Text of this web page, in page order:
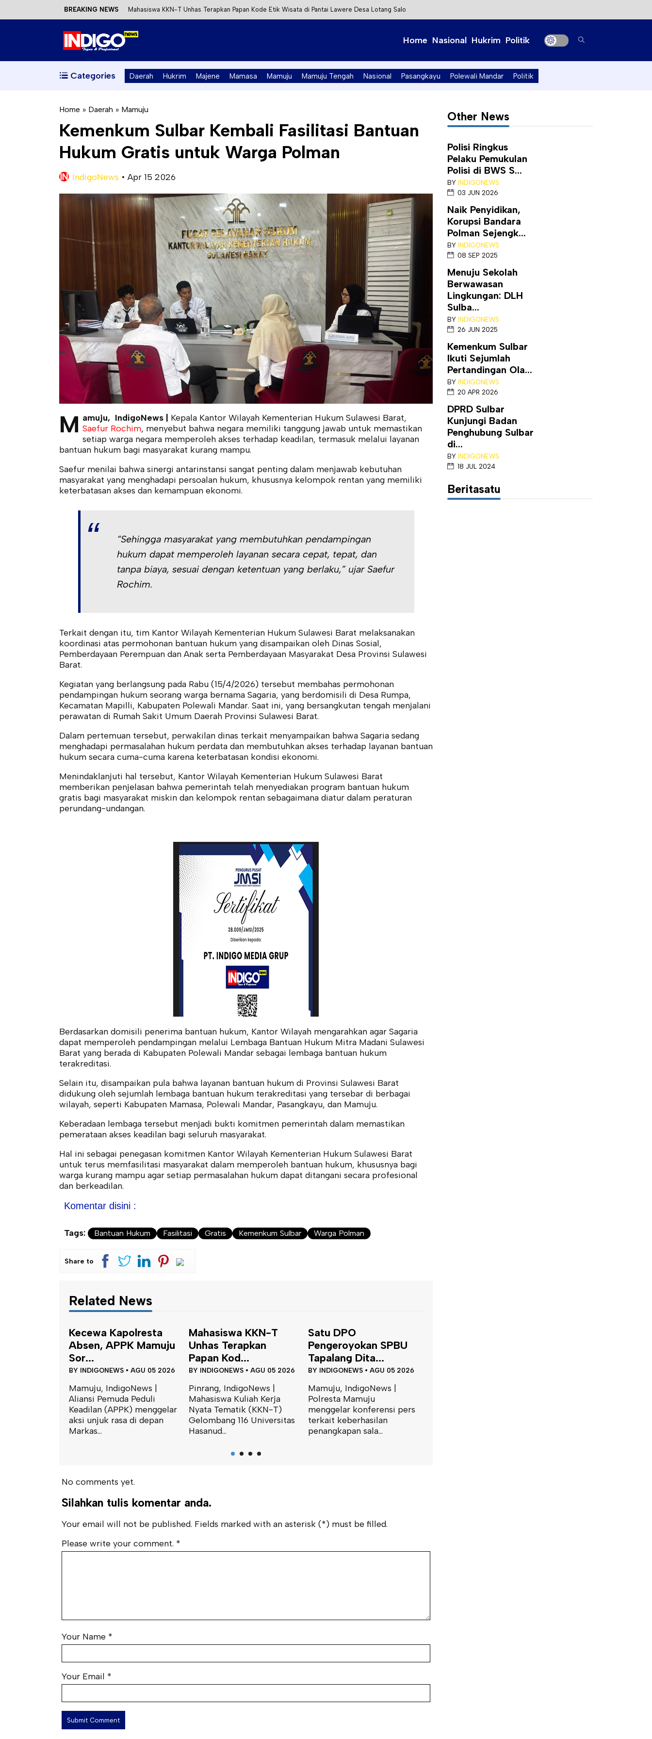
BREAKING NEWS Mahasiswa KKN-T Unhas Terapkan Papan Kode Etik Wisata di Pantai Lawere Desa Lotang Salo
Satu DPO Pengeroyokan SPBU Tapalang Ditangkap, Satu Lagi Kabur ke Kalimantan
Kecewa Kapolresta Absen, APPK Mamuju Soroti Kejanggalan Kasus Tambang Emas Ilegal
Home Nasional Hukrim Politik
Categories Daerah Hukrim Majene Mamasa Mamuju Mamuju Tengah Nasional Pasangkayu Polewali Mandar Politik
Home » Daerah » Mamuju
Kemenkum Sulbar Kembali Fasilitasi Bantuan
Hukum Gratis untuk Warga Polman
IndigoNews • Apr 15 2026
M amuju, IndigoNews | Kepala Kantor Wilayah Kementerian Hukum Sulawesi Barat,
Saefur Rochim, menyebut bahwa negara memiliki tanggung jawab untuk memastikan
setiap warga negara memperoleh akses terhadap keadilan, termasuk melalui layanan
bantuan hukum bagi masyarakat kurang mampu.
Saefur menilai bahwa sinergi antarinstansi sangat penting dalam menjawab kebutuhan
masyarakat yang menghadapi persoalan hukum, khususnya kelompok rentan yang memiliki
keterbatasan akses dan kemampuan ekonomi.
“Sehingga masyarakat yang membutuhkan pendampingan
hukum dapat memperoleh layanan secara cepat, tepat, dan
tanpa biaya, sesuai dengan ketentuan yang berlaku,” ujar Saefur
Rochim.
Terkait dengan itu, tim Kantor Wilayah Kementerian Hukum Sulawesi Barat melaksanakan
koordinasi atas permohonan bantuan hukum yang disampaikan oleh Dinas Sosial,
Pemberdayaan Perempuan dan Anak serta Pemberdayaan Masyarakat Desa Provinsi Sulawesi
Barat.
Kegiatan yang berlangsung pada Rabu (15/4/2026) tersebut membahas permohonan
pendampingan hukum seorang warga bernama Sagaria, yang berdomisili di Desa Rumpa,
Kecamatan Mapilli, Kabupaten Polewali Mandar. Saat ini, yang bersangkutan tengah menjalani
perawatan di Rumah Sakit Umum Daerah Provinsi Sulawesi Barat.
Dalam pertemuan tersebut, perwakilan dinas terkait menyampaikan bahwa Sagaria sedang
menghadapi permasalahan hukum perdata dan membutuhkan akses terhadap layanan bantuan
hukum secara cuma-cuma karena keterbatasan kondisi ekonomi.
Menindaklanjuti hal tersebut, Kantor Wilayah Kementerian Hukum Sulawesi Barat
memberikan penjelasan bahwa pemerintah telah menyediakan program bantuan hukum
gratis bagi masyarakat miskin dan kelompok rentan sebagaimana diatur dalam peraturan
perundang-undangan.
Berdasarkan domisili penerima bantuan hukum, Kantor Wilayah mengarahkan agar Sagaria
dapat memperoleh pendampingan melalui Lembaga Bantuan Hukum Mitra Madani Sulawesi
Barat yang berada di Kabupaten Polewali Mandar sebagai lembaga bantuan hukum
terakreditasi.
Selain itu, disampaikan pula bahwa layanan bantuan hukum di Provinsi Sulawesi Barat
didukung oleh sejumlah lembaga bantuan hukum terakreditasi yang tersebar di berbagai
wilayah, seperti Kabupaten Mamasa, Polewali Mandar, Pasangkayu, dan Mamuju.
Keberadaan lembaga tersebut menjadi bukti komitmen pemerintah dalam memastikan
pemerataan akses keadilan bagi seluruh masyarakat.
Hal ini sebagai penegasan komitmen Kantor Wilayah Kementerian Hukum Sulawesi Barat
untuk terus memfasilitasi masyarakat dalam memperoleh bantuan hukum, khususnya bagi
warga kurang mampu agar setiap permasalahan hukum dapat ditangani secara profesional
dan berkeadilan.
Komentar disini :
Tags: Bantuan Hukum Fasilitasi Gratis Kemenkum Sulbar Warga Polman
Share to
Related News
Mahasiswa KKN-T
Unhas Terapkan
Papan Kod...
BY INDIGONEWS • AGU 05 2026
Pinrang, IndigoNews |
Mahasiswa Kuliah Kerja
Nyata Tematik (KKN-T)
Gelombang 116 Universitas
Hasanud...
Satu DPO
Pengeroyokan SPBU
Tapalang Dita...
BY INDIGONEWS • AGU 05 2026
Mamuju, IndigoNews |
Polresta Mamuju
menggelar konferensi pers
terkait keberhasilan
penangkapan sala...
Dinas ESDM Sulbar
Siap Perkuat
Integrasi...
No comments yet.
Silahkan tulis komentar anda.
Your email will not be published. Fields marked with an asterisk (*) must be filled.
Please write your comment. *
Your Name *
Your Email *
Other News
Polisi Ringkus
Pelaku Pemukulan
Polisi di BWS S...
BY INDIGONEWS
03 JUN 2026
Naik Penyidikan,
Korupsi Bandara
Polman Sejengk...
BY INDIGONEWS
08 SEP 2025
Menuju Sekolah
Berwawasan
Lingkungan: DLH
Sulba...
BY INDIGONEWS
26 JUN 2025
Kemenkum Sulbar
Ikuti Sejumlah
Pertandingan Ola...
BY INDIGONEWS
20 APR 2026
DPRD Sulbar
Kunjungi Badan
Penghubung Sulbar
di...
BY INDIGONEWS
18 JUL 2024
Beritasatu